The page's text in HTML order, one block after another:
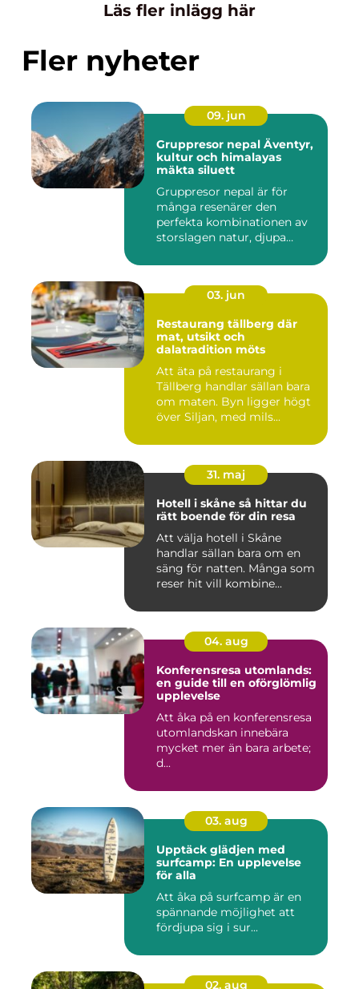
Läs fler inlägg här
Fler nyheter
09. jun
Gruppresor nepal Äventyr,
kultur och himalayas
mäkta siluett
Gruppresor nepal är för
många resenärer den
perfekta kombinationen av
storslagen natur, djupa
03. jun
Restaurang tällberg där
mat, utsikt och
dalatradition möts
Att äta på restaurang i
Tällberg handlar sällan bara
om maten. Byn ligger högt
över Siljan, med mils...
31. maj
Hotell i skåne så hittar du
rätt boende för din resa
Att välja hotell i Skåne
handlar sällan bara om en
säng för natten. Många som
reser hit vill kombine...
04. aug
Konferensresa utomlands:
en guide till en oförglömlig
upplevelse
Att åka på en konferensresa
utomlandskan innebära
mycket mer än bara arbete;
d...
03. aug
Upptäck glädjen med
surfcamp: En upplevelse
för alla
Att åka på surfcamp är en
spännande möjlighet att
fördjupa sig i sur...
02. aug